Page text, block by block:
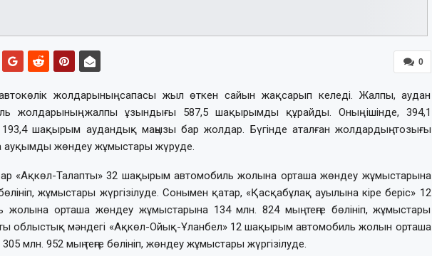
0
жолдарының сапасы жыл өткен сайын жақсарып келеді. Жалпы, аудан
жолдарының жалпы ұзындығы 587,5 шақырымды құрайды. Оның ішінде, 394,1
шақырым аудандық маңызы бар жолдар. Бүгінде аталған жолдардың тозығы
ауқымды жөндеу жұмыстары жүруде.
«Ақкөл-Талапты» 32 шақырым автомобиль жолына орташа жөндеу жұмыстарына
жұмыстары жүргізілуде. Сонымен қатар, «Қасқабұлақ ауылына кіре беріс» 12
орташа жөндеу жұмыстарына 134 млн. 824 мың теңге бөлініп, жұмыстары
облыстық мәндегі «Ақкөл-Ойық-Ұланбел» 12 шақырым автомобиль жолын орташа
млн. 952 мың теңге бөлініп, жөндеу жұмыстары жүргізілуде.